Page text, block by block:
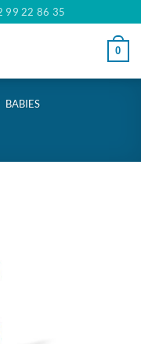
99 22 86 35
0
BABIES